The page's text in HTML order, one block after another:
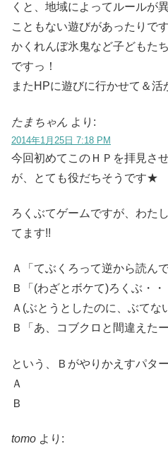
くと、地域によってルールが
こともない遊びがあったりです
かくれんぼ氷鬼など子どもた
ですっ！
またHPに遊びに行かせて＆活
たまちゃん より:
2014年1月25日 7:18 PM
今回初めてこのＨＰを拝見さ
が、とても役だちそうです★
ろくぶてゲームですが、わた
てます!!
Ａ「てぶくろって逆から読んで
Ｂ「(わざとボケて)ろくぶ・・
Ａ(ぶとうとしたのに、ぶてな
Ｂ「あ、コブクロと間違えたー
という、Ｂがやりかえすパター
Ａ
Ｂ
tomo より: